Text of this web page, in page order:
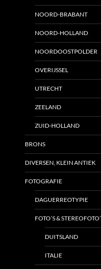
NOORD-BRABANT
NOORD-HOLLAND
NOORDOOSTPOLDER
OVERIJSSEL
UTRECHT
ZEELAND
ZUID-HOLLAND
BRONS
DIVERSEN, KLEIN ANTIEK
FOTOGRAFIE
DAGUERREOTYPIE
FOTO’S &
DUITSLAND
ITALIE